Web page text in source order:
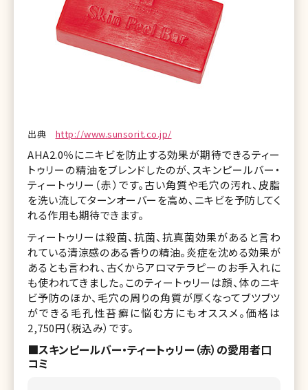
出典 http://www.sunsorit.co.jp/
AHA2.0％にニキビを防止する効果が期待できるティー
トゥリーの精油をブレンドしたのが、スキンピールバー・
ティートゥリー（赤）です。古い角質や毛穴の汚れ、皮脂
を洗い流してターンオーバーを高め、ニキビを予防してく
れる作用も期待できます。
ティートゥリーは殺菌、抗菌、抗真菌効果があると言わ
れている清涼感のある香りの精油。炎症を沈める効果が
あるとも言われ、古くからアロマテラピーのお手入れに
も使われてきました。このティートゥリーは顔、体のニキ
ビ予防のほか、毛穴の周りの角質が厚くなってブツブツ
ができる毛孔性苔癬に悩む方にもオススメ。価格は
2,750円（税込み）です。
■スキンピールバー・ティートゥリー（赤）の愛用者口
コミ